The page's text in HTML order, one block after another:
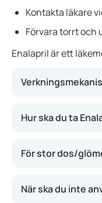
Kontakta läkare
Förvara torrt och
Enalapril är ett
Hur ska du ta
För stor dos/
När ska du inte